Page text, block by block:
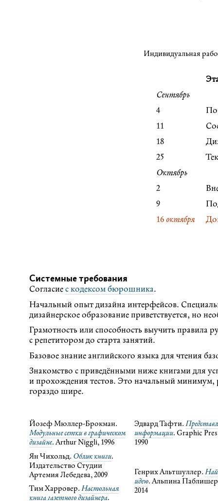
Индивидуальная
Сентябрь
4
11
18
25
Октябрь
2
9
16 октября
Системные требования
Согласие с кодексом бюрошника.
Начальный опыт дизайна интерфейсов.
дизайнерское образование приветствуется, но
Грамотность или способность выучить правила
с репетитором до старта занятий.
Базовое знание английского языка для чтения
Знакомство с приведёнными ниже книгами для
и прохождения тестов. Это начальный минимум,
гораздо шире.
Йозеф Мюллер-Брокман.
Модульные сетки в графическом
дизайне.Arthur Niggli, 1996
Ян Чихольд. Облик книги.
Издательство Студии
Артемия Лебедева, 2009
Тим Харровер. Настольная
книга газетного дизайнера.
Эдвард Тафти.
информации. Graphic
1990
Генрих Альтшуллер.
идею.Альпина
2014